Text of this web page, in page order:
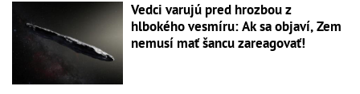
Vedci varujú pred hrozbou z
hlbokého vesmíru: Ak sa objaví, Zem
nemusí mať šancu zareagovať!